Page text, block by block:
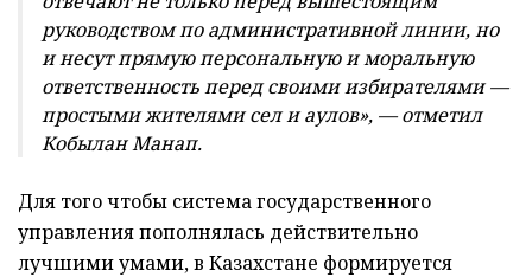
руководством по административной линии, но
и несут прямую персональную и моральную
ответственность перед своими избирателями —
простыми жителями сел и аулов», — отметил
Кобылан Манап.
Для того чтобы система государственного
управления пополнялась действительно
лучшими умами, в Казахстане формируется